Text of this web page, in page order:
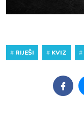
# RIJEŠI # KVIZ #